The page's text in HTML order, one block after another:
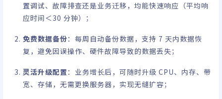
置调试、故障排查还是业务迁移，均能快速响应（平均响
应时间＜30 分钟）；
免费数据备份：每周自动备份数据，支持 7 天内数据恢
复，避免因误操作、硬件故障导致的数据丢失；
灵活升级配置 ：业务增长后，可随时升级 CPU、内存、带
宽、存储，无需更换服务器，实现无缝扩容；